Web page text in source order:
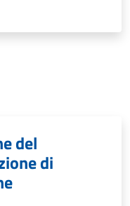
del
di